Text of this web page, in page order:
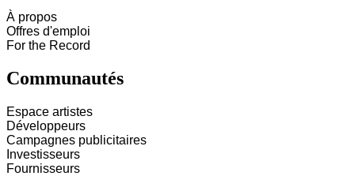
À propos
Offres d'emploi
For the Record
Communautés
Espace artistes
Développeurs
Campagnes publicitaires
Investisseurs
Fournisseurs